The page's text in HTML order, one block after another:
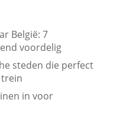
België: 7
voordelig
steden die perfect
in voor